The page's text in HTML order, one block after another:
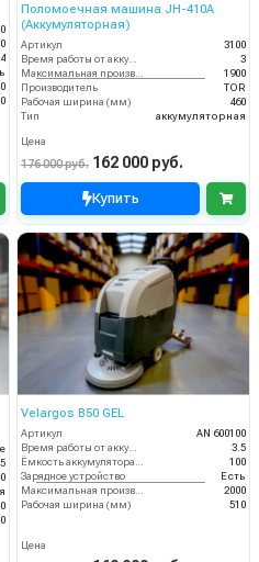
4
Поломоечная машина JH-410A
(Аккумуляторная)
Артикул
3100
Время работы от аккумуляторов (ч)
3
1900
Производитель
TOR
Рабочая ширина (мм)
460
Тип
аккумуляторная
Цена
176 000 руб. 162 000 руб.
Купить
Velargos B50 GEL
Артикул
AN 600100
Время работы от аккумуляторов (ч)
3.5
100
Зарядное устройство
Есть
2000
Рабочая ширина (мм)
510
Цена